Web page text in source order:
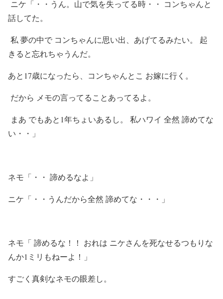
ニケ「・・うん。山で気を失ってる時・・ コンちゃんと
話してた。
私 夢の中で コンちゃんに思い出、あげてるみたい。 起
きると忘れちゃうんだ。
あと17歳になったら、コンちゃんとこ お嫁に行く。
だから メモの言ってることあってるよ。
まあ でもあと1年ちょいあるし。 私ハワイ 全然 諦めてな
い・・」
ネモ「・・ 諦めるなよ」
ニケ「・・うんだから全然 諦めてな・・・」
ネモ「 諦めるな！！ おれは ニケさんを死なせるつもりな
んか1ミリもねーよ！」
すごく真剣なネモの眼差し。